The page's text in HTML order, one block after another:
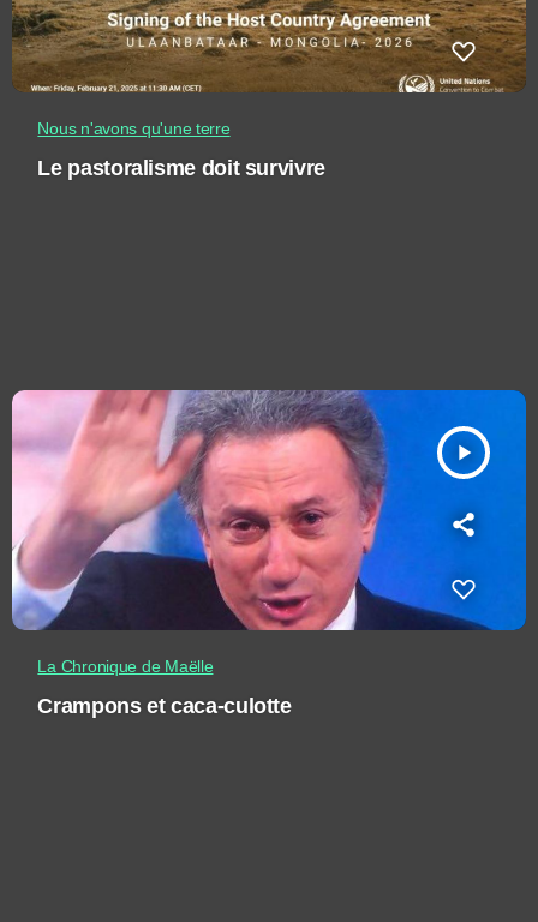
Nous n'avons qu'une terre
Le pastoralisme doit survivre
play_arrow
La Chronique de Maëlle
Crampons et caca-culotte